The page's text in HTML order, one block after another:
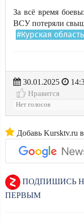
За всё время
ВСУ потеряли
#Курская область
30.01.2025
Нравится
Нет голосов
Добавь Kursktv.ru
ПОДПИШИСЬ
ПЕРВЫМ